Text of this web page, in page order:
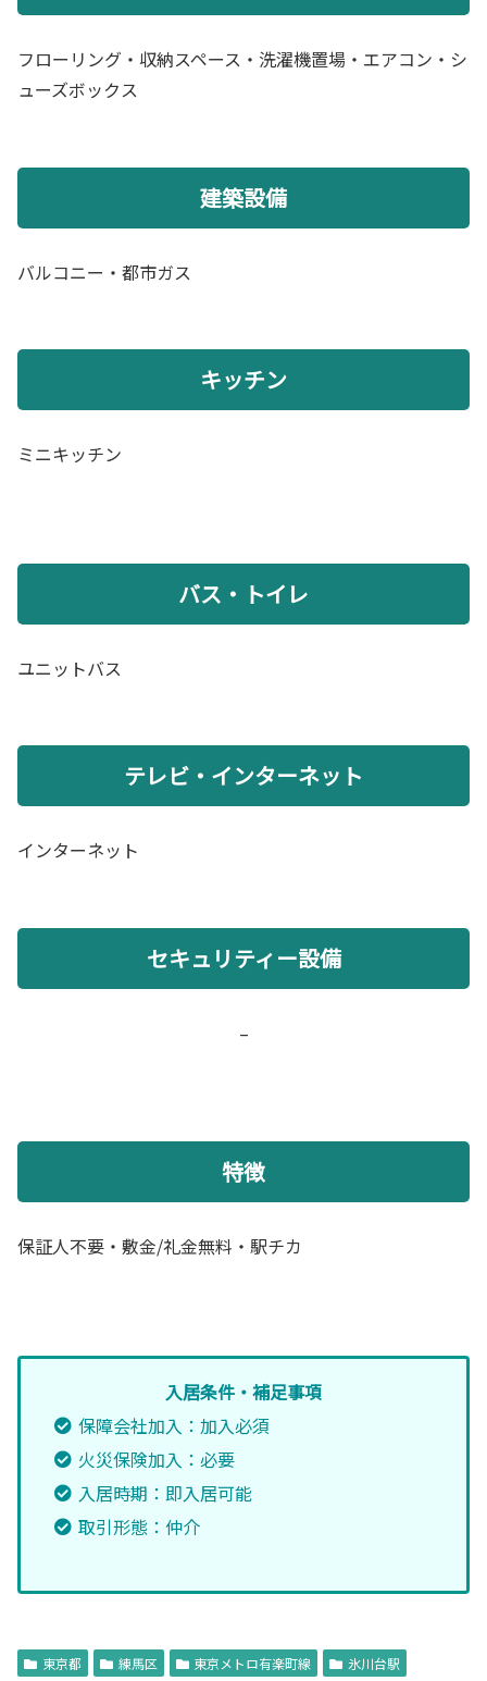
フローリング・収納スペース・洗濯機置場・エアコン・シ
ューズボックス
建築設備
バルコニー・都市ガス
キッチン
ミニキッチン
バス・トイレ
ユニットバス
テレビ・インターネット
インターネット
セキュリティー設備
–
特徴
保証人不要・敷金/礼金無料・駅チカ
入居条件・補足事項
保障会社加入：加入必須
火災保険加入：必要
入居時期：即入居可能
取引形態：仲介
東京都 練馬区 東京メトロ有楽町線 氷川台駅